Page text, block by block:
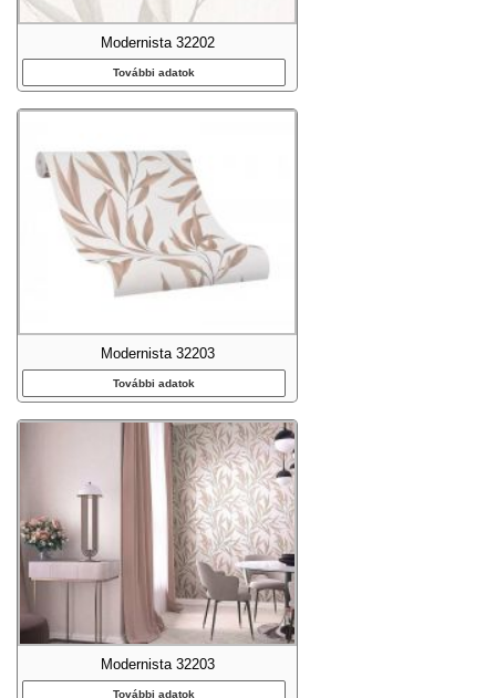
Modernista 32202
További adatok
Modernista 32203
További adatok
Modernista 32203
További adatok